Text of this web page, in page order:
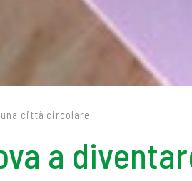
una città circolare
a